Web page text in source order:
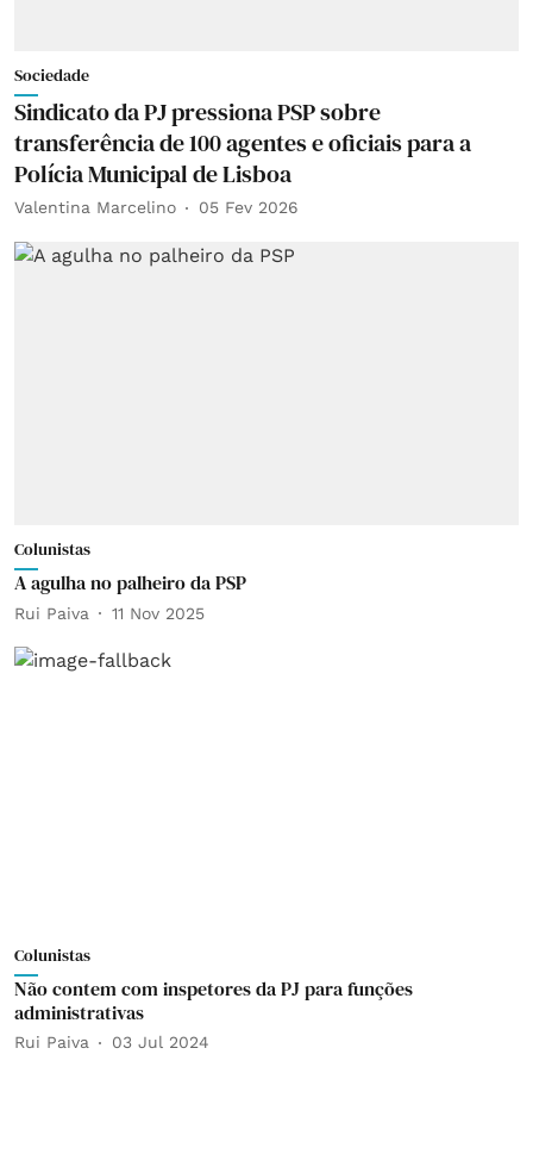
Sociedade
Sindicato da PJ pressiona PSP sobre
transferência de 100 agentes e oficiais para a
Polícia Municipal de Lisboa
Valentina Marcelino 05 Fev 2026
Colunistas
A agulha no palheiro da PSP
Rui Paiva 11 Nov 2025
Colunistas
Não contem com inspetores da PJ para funções
administrativas
Rui Paiva 03 Jul 2024